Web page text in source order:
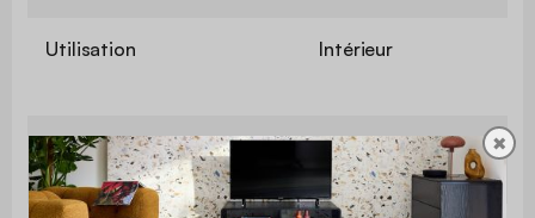
Utilisation Intérieur
Usage
Usage domestique
uniquement
✖